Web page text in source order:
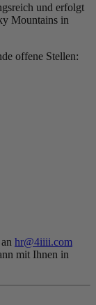
und erfolgt
Mountains in
offene Stellen:
hr@4iiii.com
mit Ihnen in